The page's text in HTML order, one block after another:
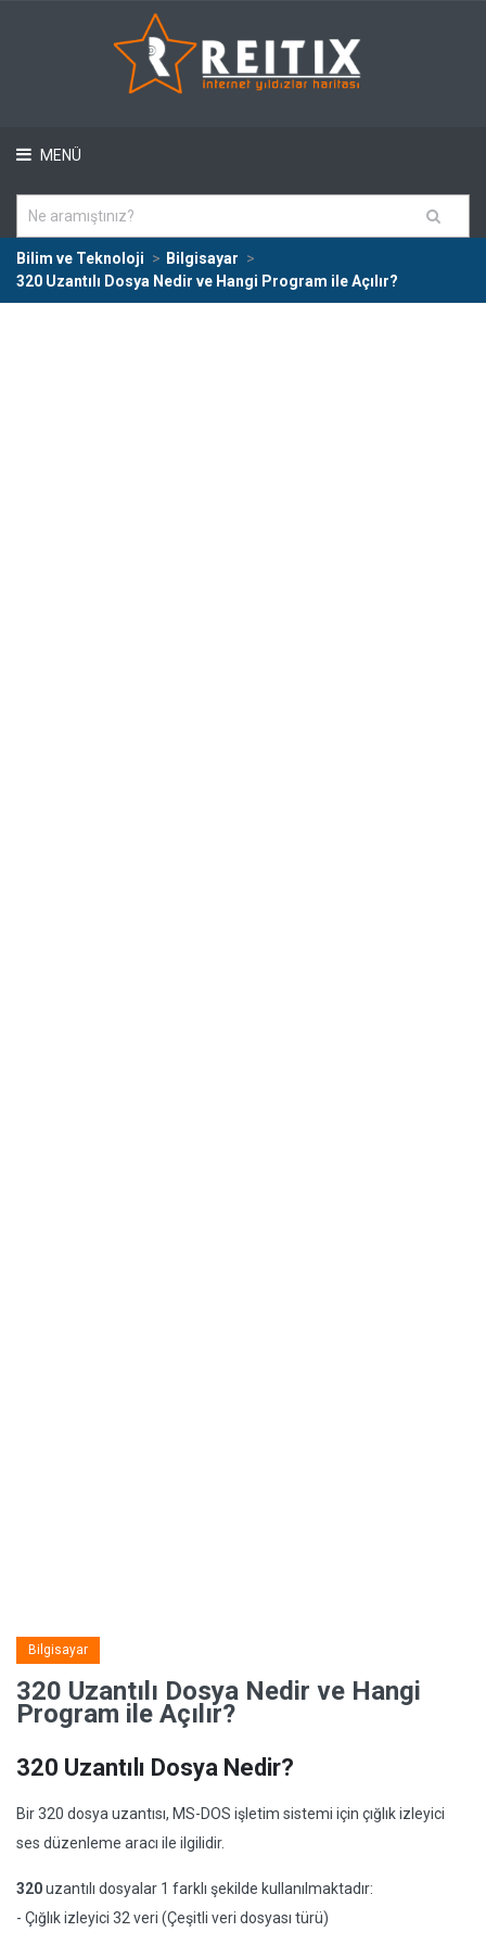
MENÜ
Bilim ve Teknoloji
Bilgisayar
320 Uzantılı Dosya Nedir ve Hangi Program ile Açılır?
Bilgisayar
320 Uzantılı Dosya Nedir ve Hangi
Program ile Açılır?
320 Uzantılı Dosya Nedir?
Bir 320 dosya uzantısı, MS-DOS işletim sistemi için çığlık izleyici
ses düzenleme aracı ile ilgilidir.
320uzantılı dosyalar 1 farklı şekilde kullanılmaktadır:
- Çığlık izleyici 32 veri (Çeşitli veri dosyası türü)